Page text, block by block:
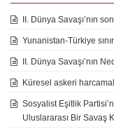
II. Dünya Savaşı’nın
Yunanistan-Türkiye
II. Dünya Savaşı’nın
Küresel askeri
Sosyalist Eşitlik
Uluslararası Bir Savaş